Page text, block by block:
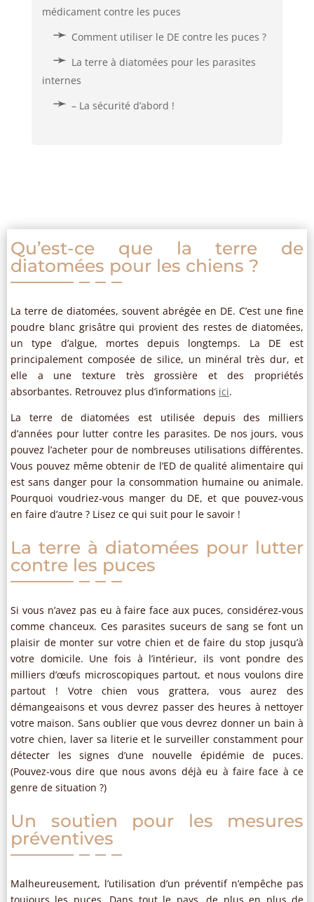
médicament contre les puces
Comment utiliser le DE contre les puces ?
La terre à diatomées pour les parasites
internes
– La sécurité d’abord !
Qu’est-ce que la terre de
diatomées pour les chiens ?
La terre de diatomées, souvent abrégée en DE. C’est une fine
poudre blanc grisâtre qui provient des restes de diatomées,
un type d’algue, mortes depuis longtemps. La DE est
principalement composée de silice, un minéral très dur, et
elle a une texture très grossière et des propriétés
absorbantes. Retrouvez plus d’informations ici.
La terre de diatomées est utilisée depuis des milliers
d’années pour lutter contre les parasites. De nos jours, vous
pouvez l’acheter pour de nombreuses utilisations différentes.
Vous pouvez même obtenir de l’ED de qualité alimentaire qui
est sans danger pour la consommation humaine ou animale.
Pourquoi voudriez-vous manger du DE, et que pouvez-vous
en faire d’autre ? Lisez ce qui suit pour le savoir !
La terre à diatomées pour lutter
contre les puces
Si vous n’avez pas eu à faire face aux puces, considérez-vous
comme chanceux. Ces parasites suceurs de sang se font un
plaisir de monter sur votre chien et de faire du stop jusqu’à
votre domicile. Une fois à l’intérieur, ils vont pondre des
milliers d’œufs microscopiques partout, et nous voulons dire
partout ! Votre chien vous grattera, vous aurez des
démangeaisons et vous devrez passer des heures à nettoyer
votre maison. Sans oublier que vous devrez donner un bain à
votre chien, laver sa literie et le surveiller constamment pour
détecter les signes d’une nouvelle épidémie de puces.
(Pouvez-vous dire que nous avons déjà eu à faire face à ce
genre de situation ?)
Un soutien pour les mesures
préventives
Malheureusement, l’utilisation d’un préventif n’empêche pas